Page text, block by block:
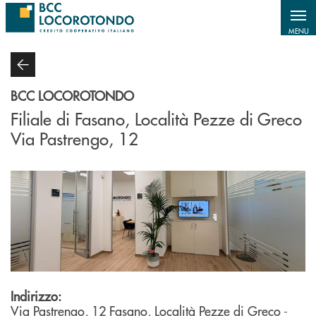
Salta al contenuto principale
MENU
BCC LOCOROTONDO
Filiale di Fasano, Località Pezze di Greco
Via Pastrengo, 12
Indirizzo:
Via Pastrengo, 12 Fasano, Località Pezze di Greco -